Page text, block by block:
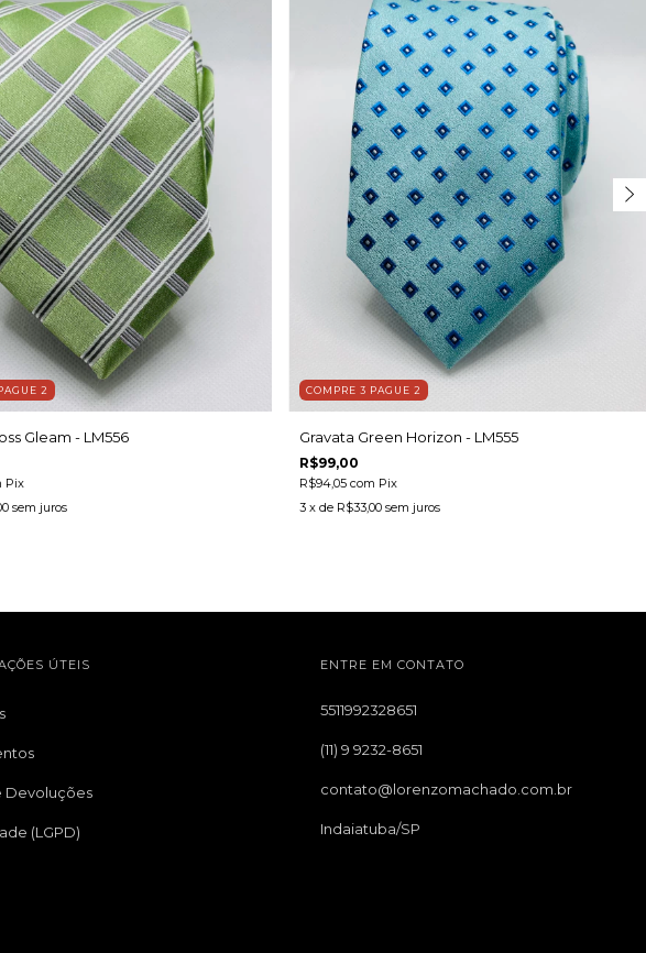
2
Gleam - LM556
Pix
sem juros
COMPRE 3 PAGUE 2
Gravata Green Horizon - LM555
R$99,00
R$94,05com Pix
3 x de R$33,00 sem juros
ÚTEIS
Devoluções
(LGPD)
ENTRE EM CONTATO
5511992328651
(11) 9 9232-8651
contato@lorenzomachado.com.br
Indaiatuba/SP